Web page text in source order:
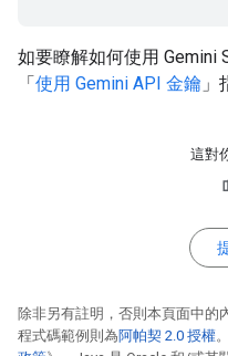
如要瞭解如何使用 Gemini
「使用 Gemini API 金鑰 」
這對
除非另有註明，否則本頁面中的
程式碼範例則為阿帕契 2.0 授權